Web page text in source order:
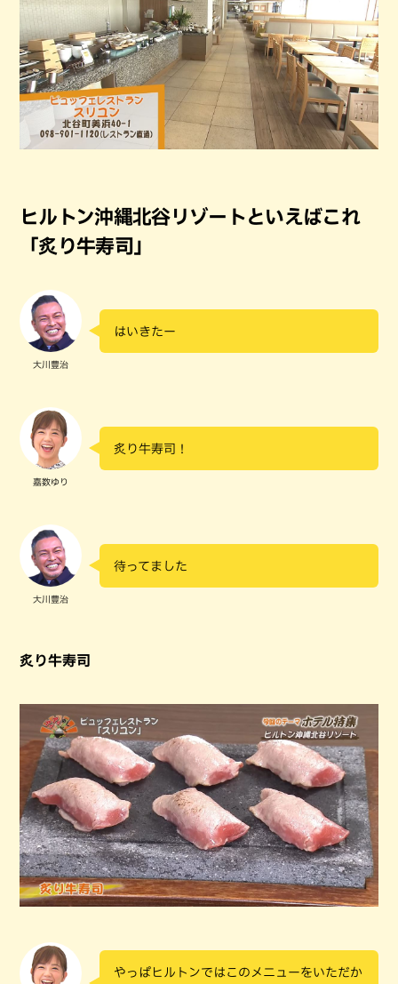
ヒルトン沖縄北谷リゾートといえばこれ
「炙り牛寿司」
大川豊治
はいきたー
嘉数ゆり
炙り牛寿司！
大川豊治
待ってました
炙り牛寿司
やっぱヒルトンではこのメニューをいただか